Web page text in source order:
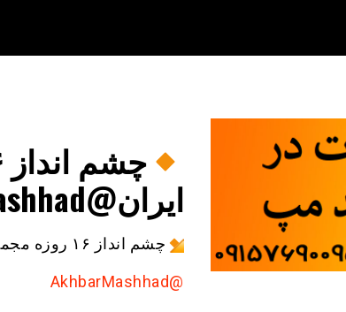
ایران@AkhbarMashhad
چشم انداز ۱۶ روزه مجموع بارش ایران
@AkhbarMashhad